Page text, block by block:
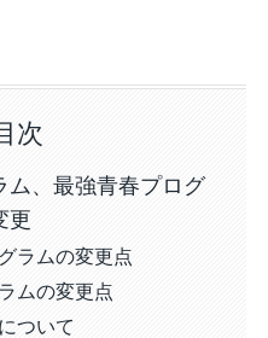
次
ム、最強青春プログ
更
ラムの変更点
ムの変更点
ついて